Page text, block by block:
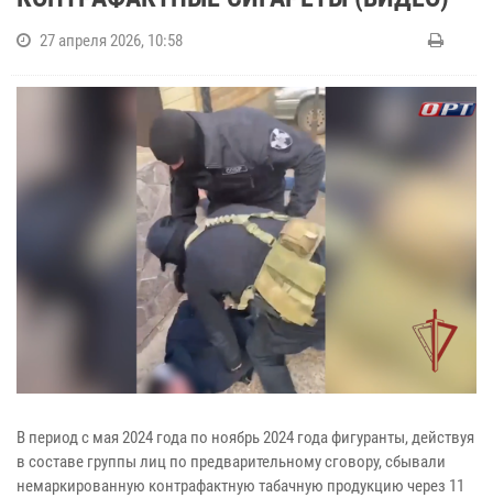
27 апреля 2026, 10:58
В период с мая 2024 года по ноябрь 2024 года фигуранты, действуя
в составе группы лиц по предварительному сговору, сбывали
немаркированную контрафактную табачную продукцию через 11